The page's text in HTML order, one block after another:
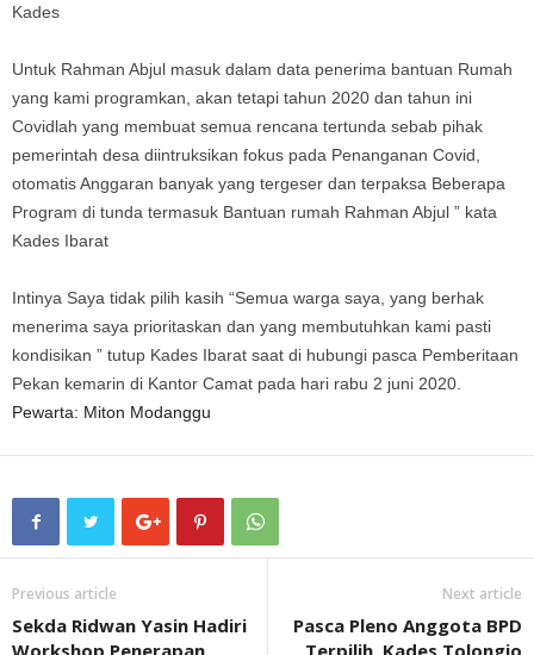
Kades
Untuk Rahman Abjul masuk dalam data penerima bantuan Rumah
yang kami programkan, akan tetapi tahun 2020 dan tahun ini
Covidlah yang membuat semua rencana tertunda sebab pihak
pemerintah desa diintruksikan fokus pada Penanganan Covid,
otomatis Anggaran banyak yang tergeser dan terpaksa Beberapa
Program di tunda termasuk Bantuan rumah Rahman Abjul ” kata
Kades Ibarat
Intinya Saya tidak pilih kasih “Semua warga saya, yang berhak
menerima saya prioritaskan dan yang membutuhkan kami pasti
kondisikan ” tutup Kades Ibarat saat di hubungi pasca Pemberitaan
Pekan kemarin di Kantor Camat pada hari rabu 2 juni 2020.
Pewarta: Miton Modanggu
Previous article
Sekda Ridwan Yasin Hadiri
Workshop Penerapan
Next article
Pasca Pleno Anggota BPD
Terpilih, Kades Tolongio